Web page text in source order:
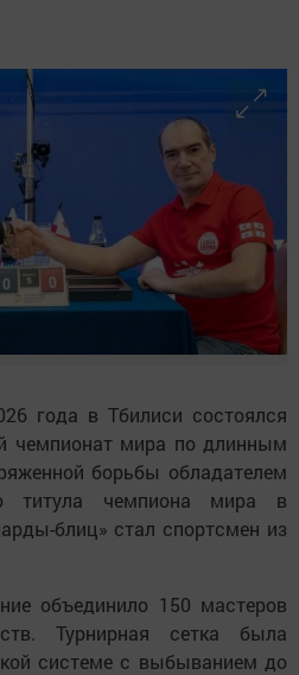
года в Тбилиси состоялся
чемпионат мира по длинным
борьбы обладателем
титула чемпиона мира в
блиц» стал спортсмен из
объединило 150 мастеров
Турнирная сетка была
системе с выбыванием до